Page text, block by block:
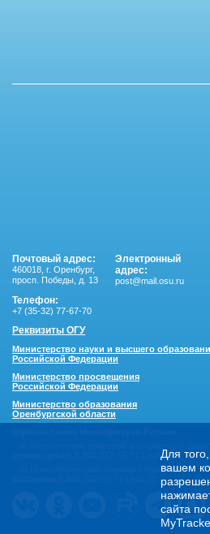
Для
вашем
сайта
Почтовый адрес:
460018 г. Оренбург,
просп. Победы, д. 13
Электронный
адрес:
post@mail.osu.ru
Телефон:
+7 (35-32) 77-67-70
Реквизиты ОГУ
Министерство науки и высшего
Российской Федерации
Министерство просвещения
Российской Федерации
Министерство образования
Оренбургской области
8 800 222-55-71 (доб. 1)
- по психологической помощи студенческой